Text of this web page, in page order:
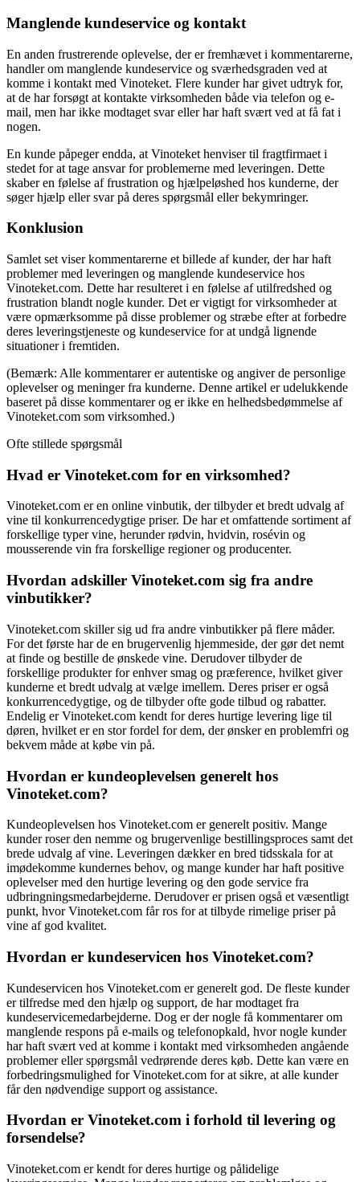
Manglende kundeservice og kontakt
En anden frustrerende oplevelse, der er fremhævet i kommentarerne,
handler om manglende kundeservice og sværhedsgraden ved at
komme i kontakt med Vinoteket. Flere kunder har givet udtryk for,
at de har forsøgt at kontakte virksomheden både via telefon og e-
mail, men har ikke modtaget svar eller har haft svært ved at få fat i
nogen.
En kunde påpeger endda, at Vinoteket henviser til fragtfirmaet i
stedet for at tage ansvar for problemerne med leveringen. Dette
skaber en følelse af frustration og hjælpeløshed hos kunderne, der
søger hjælp eller svar på deres spørgsmål eller bekymringer.
Konklusion
Samlet set viser kommentarerne et billede af kunder, der har haft
problemer med leveringen og manglende kundeservice hos
Vinoteket.com. Dette har resulteret i en følelse af utilfredshed og
frustration blandt nogle kunder. Det er vigtigt for virksomheder at
være opmærksomme på disse problemer og stræbe efter at forbedre
deres leveringstjeneste og kundeservice for at undgå lignende
situationer i fremtiden.
(Bemærk: Alle kommentarer er autentiske og angiver de personlige
oplevelser og meninger fra kunderne. Denne artikel er udelukkende
baseret på disse kommentarer og er ikke en helhedsbedømmelse af
Vinoteket.com som virksomhed.)
Ofte stillede spørgsmål
Hvad er Vinoteket.com for en virksomhed?
Vinoteket.com er en online vinbutik, der tilbyder et bredt udvalg af
vine til konkurrencedygtige priser. De har et omfattende sortiment af
forskellige typer vine, herunder rødvin, hvidvin, rosévin og
mousserende vin fra forskellige regioner og producenter.
Hvordan adskiller Vinoteket.com sig fra andre
vinbutikker?
Vinoteket.com skiller sig ud fra andre vinbutikker på flere måder.
For det første har de en brugervenlig hjemmeside, der gør det nemt
at finde og bestille de ønskede vine. Derudover tilbyder de
forskellige produkter for enhver smag og præference, hvilket giver
kunderne et bredt udvalg at vælge imellem. Deres priser er også
konkurrencedygtige, og de tilbyder ofte gode tilbud og rabatter.
Endelig er Vinoteket.com kendt for deres hurtige levering lige til
døren, hvilket er en stor fordel for dem, der ønsker en problemfri og
bekvem måde at købe vin på.
Hvordan er kundeoplevelsen generelt hos
Vinoteket.com?
Kundeoplevelsen hos Vinoteket.com er generelt positiv. Mange
kunder roser den nemme og brugervenlige bestillingsproces samt det
brede udvalg af vine. Leveringen dækker en bred tidsskala for at
imødekomme kundernes behov, og mange kunder har haft positive
oplevelser med den hurtige levering og den gode service fra
udbringningsmedarbejderne. Derudover er prisen også et væsentligt
punkt, hvor Vinoteket.com får ros for at tilbyde rimelige priser på
vine af god kvalitet.
Hvordan er kundeservicen hos Vinoteket.com?
Kundeservicen hos Vinoteket.com er generelt god. De fleste kunder
er tilfredse med den hjælp og support, de har modtaget fra
kundeservicemedarbejderne. Dog er der nogle få kommentarer om
manglende respons på e-mails og telefonopkald, hvor nogle kunder
har haft svært ved at komme i kontakt med virksomheden angående
problemer eller spørgsmål vedrørende deres køb. Dette kan være en
forbedringsmulighed for Vinoteket.com for at sikre, at alle kunder
får den nødvendige support og assistance.
Hvordan er Vinoteket.com i forhold til levering og
forsendelse?
Vinoteket.com er kendt for deres hurtige og pålidelige